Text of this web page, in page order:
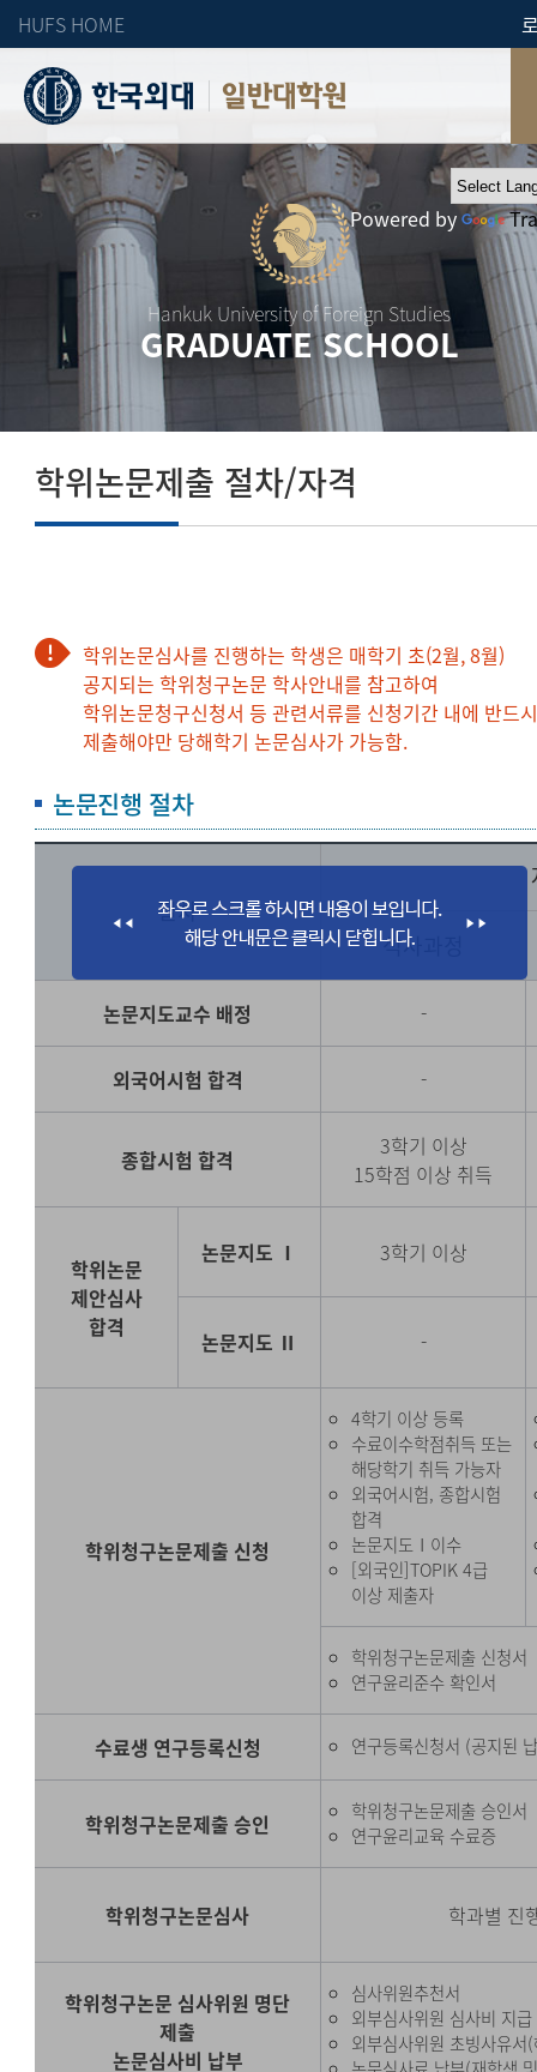
HUFS HOME
일반대학원
Hankuk University of Foreign Studies
GRADUATE SCHOOL
Powered by
학위논문제출 절차/자격
학위논문심사를 진행하는 학생은 매학기 초(2월, 8월)
공지되는 학위청구논문 학사안내를 참고하여
학위논문청구신청서 등 관련서류를 신청기간 내에 반드
제출해야만 당해학기 논문심사가 가능함.
논문진행 절차
절차
석사과정
논문지도교수 배정 -
외국어시험 합격 -
종합시험 합격
3학기 이상
15학점 이상 취득
학위논문
제안심사
합격
논문지도 Ⅰ 3학기 이상
논문지도 Ⅱ -
학위청구논문제출 신청
4학기 이상 등록
수료이수학점취득 또는
해당학기 취득 가능자
외국어시험, 종합시험
합격
논문지도Ⅰ이수
[외국인]TOPIK 4급
이상 제출자
학위청구논문제출 신청서
연구윤리준수 확인서
수료생 연구등록신청 연구등록신청서 (공지된
학위청구논문제출 승인
학위청구논문제출 승인서
연구윤리교육 수료증
학위청구논문심사 학과별 진
학위청구논문 심사위원 명단
제출
논문심사비 납부
심사위원추천서
외부심사위원 심사비 지
외부심사위원 초빙사유서